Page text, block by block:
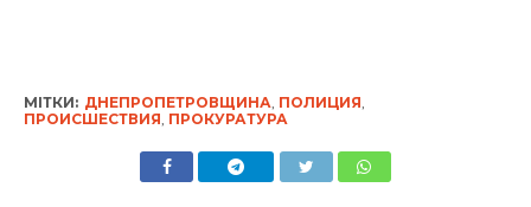
МІТКИ: ДНЕПРОПЕТРОВЩИНА ПОЛИЦИЯ
ПРОИСШЕСТВИЯ ПРОКУРАТУРА